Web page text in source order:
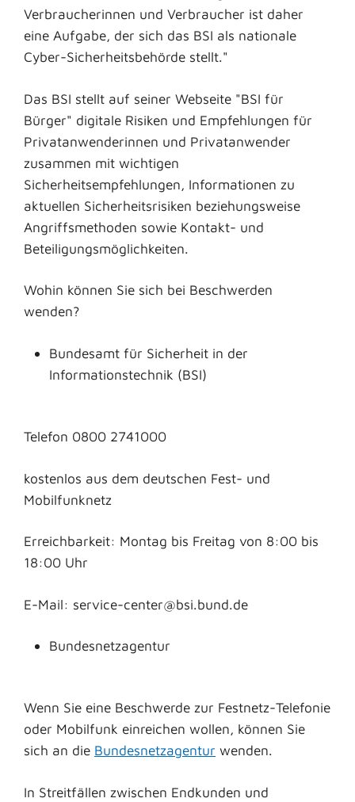
Verbraucherinnen und Verbraucher ist daher
eine Aufgabe, der sich das BSI als nationale
Cyber-Sicherheitsbehörde stellt."
Das BSI stellt auf seiner Webseite "BSI für
Bürger" digitale Risiken und Empfehlungen für
Privatanwenderinnen und Privatanwender
zusammen mit wichtigen
Sicherheitsempfehlungen, Informationen zu
aktuellen Sicherheitsrisiken beziehungsweise
Angriffsmethoden sowie Kontakt- und
Beteiligungsmöglichkeiten.
Wohin können Sie sich bei Beschwerden
wenden?
Bundesamt für Sicherheit in der
Informationstechnik (BSI)
Telefon 0800 2741000
kostenlos aus dem deutschen Fest- und
Mobilfunknetz
Erreichbarkeit: Montag bis Freitag von 8:00 bis
18:00 Uhr
E-Mail: service-center@bsi.bund.de
Bundesnetzagentur
Wenn Sie eine Beschwerde zur Festnetz-Telefonie
oder Mobilfunk einreichen wollen, können Sie
sich an die Bundesnetzagentur wenden.
In Streitfällen zwischen Endkunden und